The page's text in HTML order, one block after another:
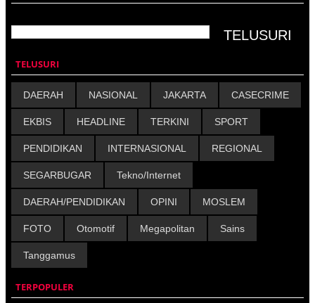
TELUSURI
DAERAH NASIONAL JAKARTA CASECRIME
EKBIS HEADLINE TERKINI SPORT
PENDIDIKAN INTERNASIONAL REGIONAL
SEGARBUGAR Tekno/Internet
DAERAH/PENDIDIKAN OPINI MOSLEM
FOTO Otomotif Megapolitan Sains
Tanggamus
TERPOPULER